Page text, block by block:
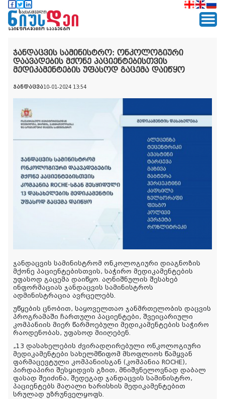
ჯანდაცვის სამინისტრო: ონკოლოგიური
დაავადების მქონე პაციენტებისთვის
მედიკამენტების უფასოდ გაცემა დაიწყო
ჯანდაცვა10-01-2024 13:54
ჯანდაცვის სამინისტრომ ონკოლოგიური დიაგნოზის
მქონე პაციენტებისთვის, საჭირო მედიკამენტების
უფასოდ გაცემა დაიწყო. აღნიშნულის შესახებ
ინფორმაციას ჯანდაცვის სამინისტროს
ადმინისტრაცია ავრცელებს.
უწყების ცნობით, საყოველთაო ჯანმრთელობის დაცვის
პროგრამაში ჩართული პაციენტები, შვეიცარიული
კომპანიის მიერ წარმოებული მედიკამენტების საჭირო
რაოდენობას, უფასოდ მიიღებენ.
„13 დასახელების ძვირადღირებული ონკოლოგიური
მედიკამენტები სახელმწიფომ მსოფლიოს წამყვან
ფარმაცევტული კომპანიისგან ( კომპანია ROCHE),
პირდაპირი შესყიდვის გზით, მნიშვნელოვნად დაბალ
ფასად შეიძინა, შედეგად ჯანდაცვის სამინისტრო,
პაციენტებს მაღალი ხარისხის მედიკამენტებით
სრულად უზრუნველყოფს.